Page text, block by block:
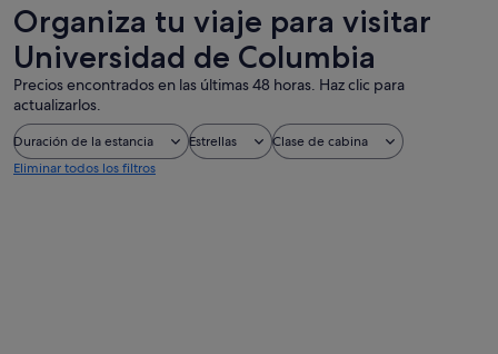
Organiza tu viaje para visitar
Universidad de Columbia
Precios encontrados en las últimas 48 horas. Haz clic para
actualizarlos.
Duración de la estancia Estrellas
Clase de cabina
Eliminar todos los filtros